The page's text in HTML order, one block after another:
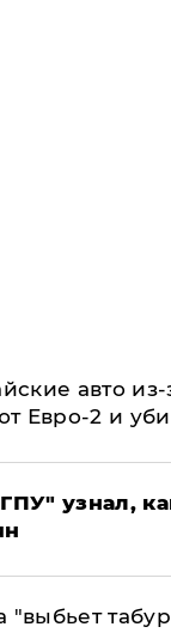
авто
Евро-2 и
узнал,
"выбьет